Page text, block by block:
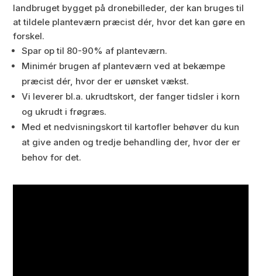
landbruget bygget på dronebilleder, der kan bruges til
at tildele planteværn præcist dér, hvor det kan gøre en
forskel.
Spar op til 80-90% af planteværn.
Minimér brugen af planteværn ved at bekæmpe
præcist dér, hvor der er uønsket vækst.
Vi leverer bl.a. ukrudtskort, der fanger tidsler i korn
og ukrudt i frøgræs.
Med et nedvisningskort til kartofler behøver du kun
at give anden og tredje behandling der, hvor der er
behov for det.